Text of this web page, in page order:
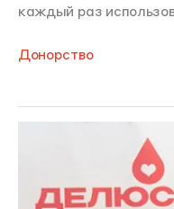
каждый раз
Донорство